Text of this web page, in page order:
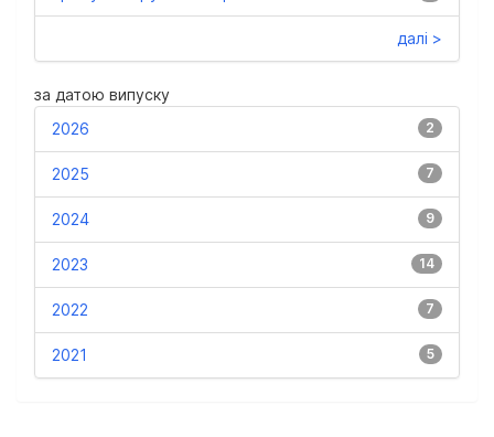
далі >
за датою випуску
2
2026
7
2025
9
2024
14
2023
7
2022
5
2021